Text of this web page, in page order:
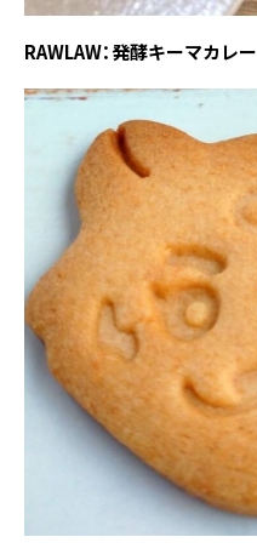
RAWLAW：発酵キーマカレー